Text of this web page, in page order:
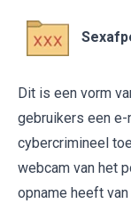
Dit is een vorm
gebruikers een
cybercrimineel
webcam van het
opname heeft